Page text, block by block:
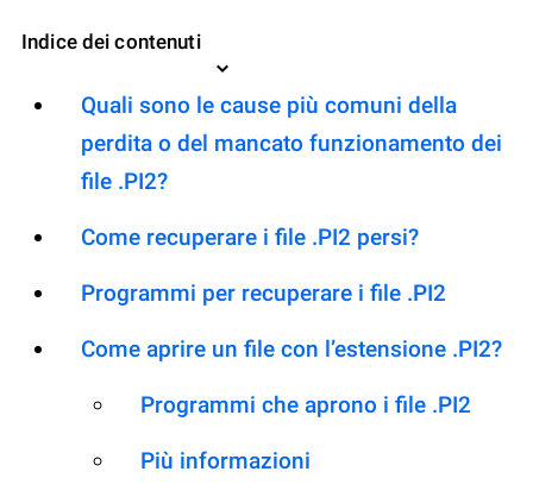
Indice dei contenuti
Quali sono le cause più comuni della
perdita o del mancato funzionamento dei
file .PI2?
Come recuperare i file .PI2 persi?
Programmi per recuperare i file .PI2
Come aprire un file con l’estensione .PI2?
Programmi che aprono i file .PI2
Più informazioni